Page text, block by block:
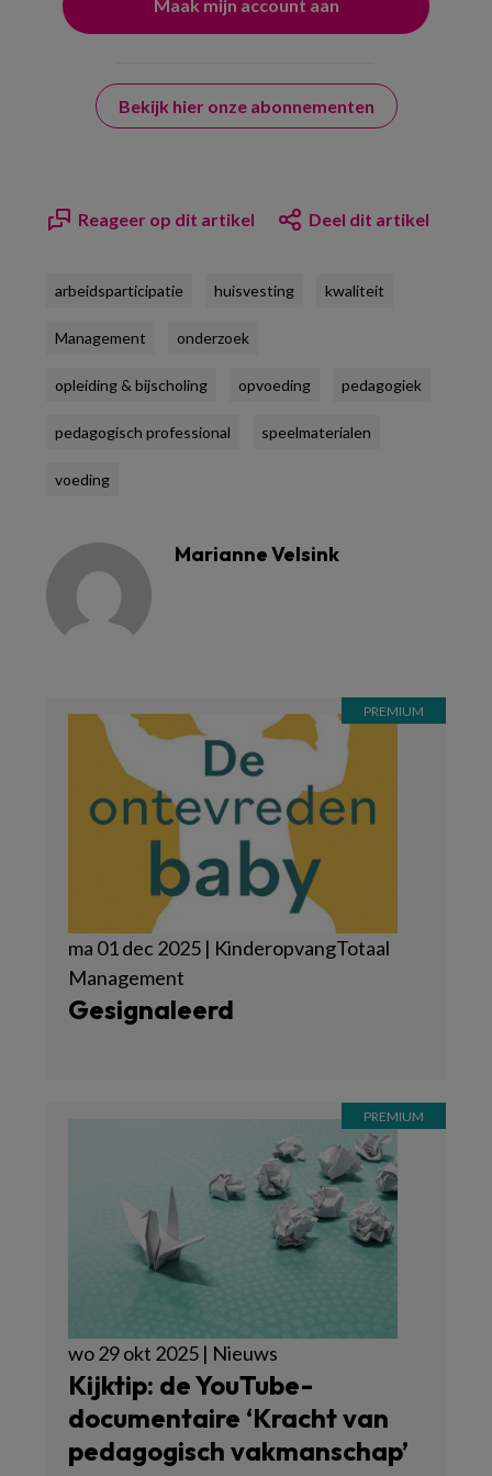
Bekijk hier onze abonnementen
Reageer op dit artikel Deel dit artikel
arbeidsparticipatie huisvesting kwaliteit
Management onderzoek
opleiding & bijscholing opvoeding pedagogiek
pedagogisch professional speelmaterialen
voeding
Marianne Velsink
ma 01 dec 2025 | KinderopvangTotaal
Management
Gesignaleerd
wo 29 okt 2025 | Nieuws
Kijktip: de YouTube-
documentaire ‘Kracht van
pedagogisch vakmanschap’